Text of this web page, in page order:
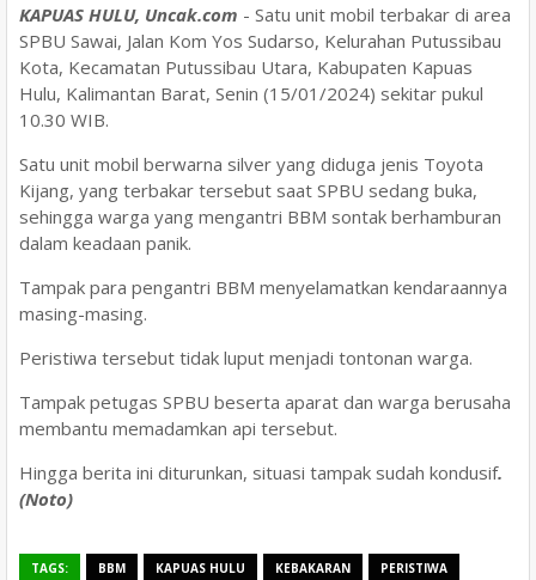
KAPUAS HULU, Uncak.com - Satu unit mobil terbakar di area
SPBU Sawai, Jalan Kom Yos Sudarso, Kelurahan Putussibau
Kota, Kecamatan Putussibau Utara, Kabupaten Kapuas
Hulu, Kalimantan Barat, Senin (15/01/2024) sekitar pukul
10.30 WIB.
Satu unit mobil berwarna silver yang diduga jenis Toyota
Kijang, yang terbakar tersebut saat SPBU sedang buka,
sehingga warga yang mengantri BBM sontak berhamburan
dalam keadaan panik.
Tampak para pengantri BBM menyelamatkan kendaraannya
masing-masing.
Peristiwa tersebut tidak luput menjadi tontonan warga.
Tampak petugas SPBU beserta aparat dan warga berusaha
membantu memadamkan api tersebut.
Hingga berita ini diturunkan, situasi tampak sudah kondusif.
(Noto)
TAGS: BBM KAPUAS HULU KEBAKARAN
PERISTIWA